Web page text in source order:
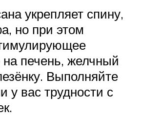
укрепляет спину,
но при этом
на печень, желчный
Выполняйте
у вас трудности с